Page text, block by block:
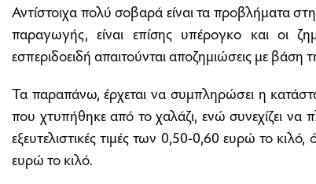
Αντίστοιχα πολύ σοβαρά είναι τα προβλήματα
παραγωγής, είναι επίσης υπέρογκο και οι
εσπεριδοειδή απαιτούνται αποζημιώσεις με βάση
Τα παραπάνω, έρχεται να συμπληρώσει η
που χτυπήθηκε από το χαλάζι, ενώ συνεχίζει να
εξευτελιστικές τιμές των 0,50-0,60 ευρώ το
ευρώ το κιλό.